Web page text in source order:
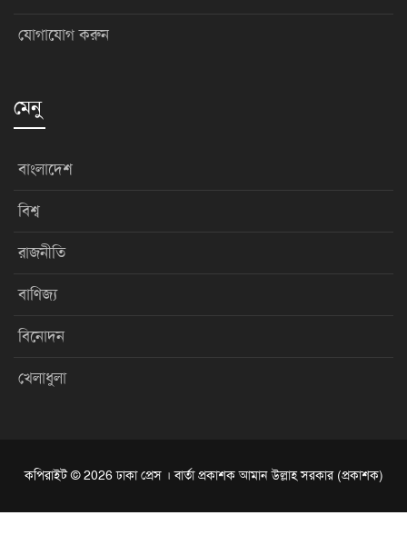
যোগাযোগ করুন
মেনু
বাংলাদেশ
বিশ্ব
রাজনীতি
বাণিজ্য
বিনোদন
খেলাধুলা
কপিরাইট © 2026 ঢাকা প্রেস । বার্তা প্রকাশক আমান উল্লাহ সরকার (প্রকাশক)